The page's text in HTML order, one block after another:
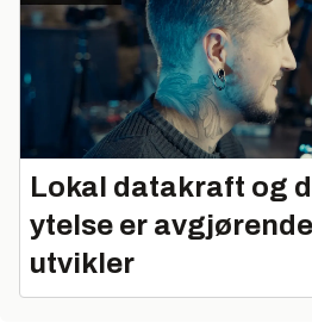
Lokal datakraft og
ytelse er
utvikler